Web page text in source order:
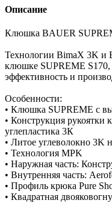
Описание
Клюшка BAUER
Технологии BimaX 3K и
клюшке SUPREME
эффективность и
Особенности:
• Клюшка SUPREME с
• Конструкция
углепластика 3К
• Литое углеволокно 3K
• Технология MPK
• Наружная часть:
• Внутренняя часть:
• Профиль крюка Pure
• Квадратная